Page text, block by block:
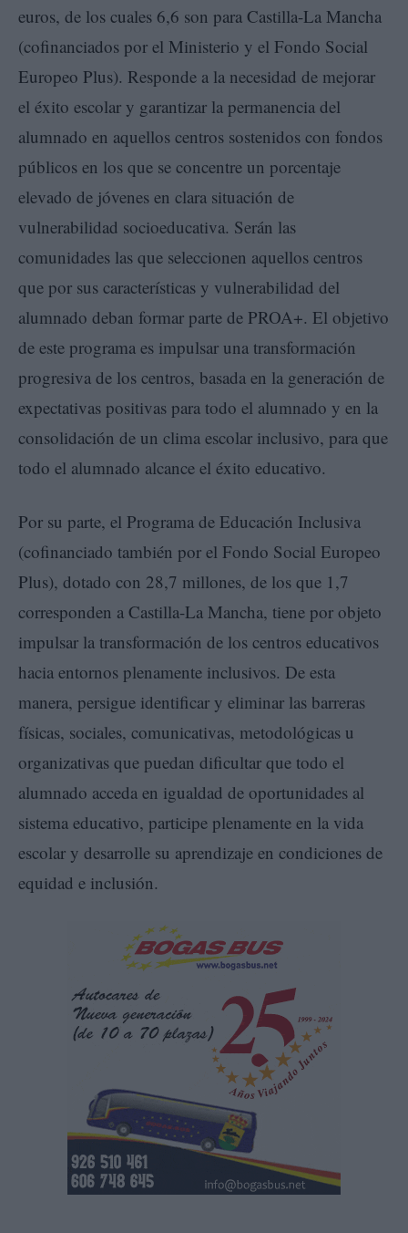
euros, de los cuales 6,6 son para Castilla-La Mancha
(cofinanciados por el Ministerio y el Fondo Social
Europeo Plus). Responde a la necesidad de mejorar
el éxito escolar y garantizar la permanencia del
alumnado en aquellos centros sostenidos con fondos
públicos en los que se concentre un porcentaje
elevado de jóvenes en clara situación de
vulnerabilidad socioeducativa. Serán las
comunidades las que seleccionen aquellos centros
que por sus características y vulnerabilidad del
alumnado deban formar parte de PROA+. El objetivo
de este programa es impulsar una transformación
progresiva de los centros, basada en la generación de
expectativas positivas para todo el alumnado y en la
consolidación de un clima escolar inclusivo, para que
todo el alumnado alcance el éxito educativo.
Por su parte, el Programa de Educación Inclusiva
(cofinanciado también por el Fondo Social Europeo
Plus), dotado con 28,7 millones, de los que 1,7
corresponden a Castilla-La Mancha, tiene por objeto
impulsar la transformación de los centros educativos
hacia entornos plenamente inclusivos. De esta
manera, persigue identificar y eliminar las barreras
físicas, sociales, comunicativas, metodológicas u
organizativas que puedan dificultar que todo el
alumnado acceda en igualdad de oportunidades al
sistema educativo, participe plenamente en la vida
escolar y desarrolle su aprendizaje en condiciones de
equidad e inclusión.